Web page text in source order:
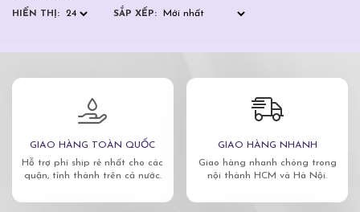
HIỂN THỊ: SẮP XẾP:
GIAO HÀNG TOÀN QUỐC
Hỗ trợ phí ship rẻ nhất cho các
quận, tỉnh thành trên cả nước.
GIAO HÀNG NHANH
Giao hàng nhanh chóng trong
nội thành HCM và Hà Nội.